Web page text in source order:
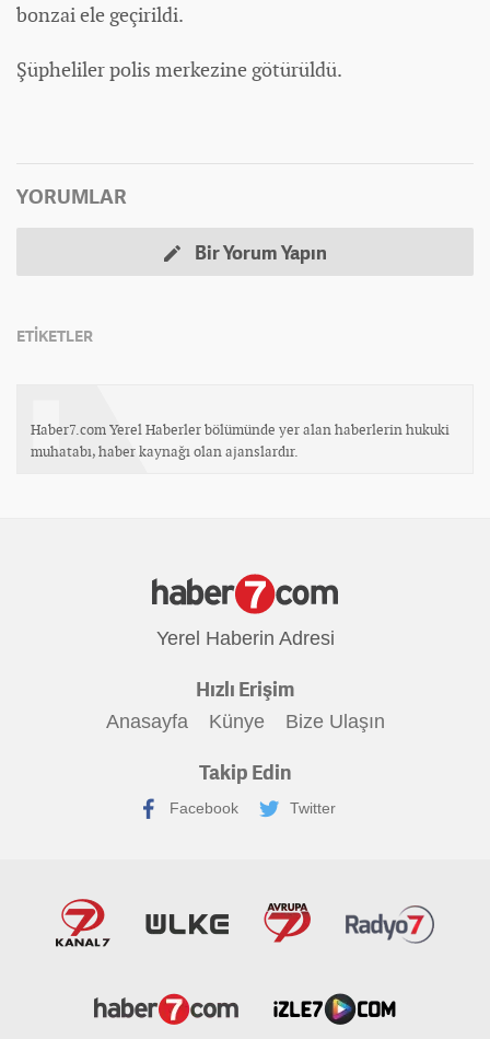
bonzai ele geçirildi.
Şüpheliler polis merkezine götürüldü.
YORUMLAR
Bir Yorum Yapın
ETİKETLER
Haber7.com Yerel Haberler bölümünde yer alan haberlerin hukuki
muhatabı, haber kaynağı olan ajanslardır.
Yerel Haberin Adresi
Hızlı Erişim
Anasayfa Künye Bize Ulaşın
Takip Edin
Facebook Twitter